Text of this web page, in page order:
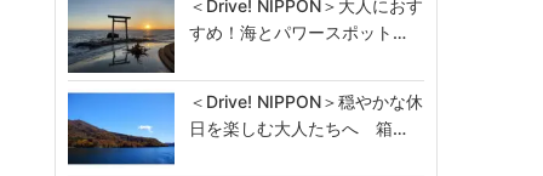
＜Drive! NIPPON＞大人におす
すめ！海とパワースポット…
＜Drive! NIPPON＞穏やかな休
日を楽しむ大人たちへ 箱…